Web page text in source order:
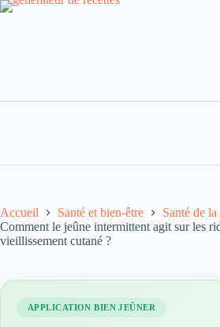
Accueil Santé et bien-être
Santé de la
Comment le jeûne intermittent agit sur les
vieillissement cutané ?
APPLICATION BIEN JEÛNER